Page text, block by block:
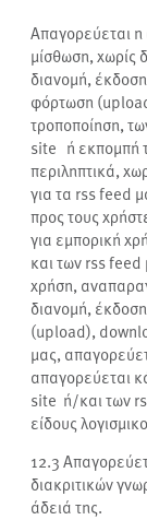
Απαγορεύεται
μίσθωση, χωρίς
διανομή,
φόρτωση
τροποποίηση,
site ή εκπομπή
περιληπτικά,
για τα rss feed
προς τους
για εμπορική
και των rss
χρήση,
διανομή,
(upload),
μας,
απαγορεύεται
site ή/και των
είδους
12.3
διακριτικών
άδειά της.